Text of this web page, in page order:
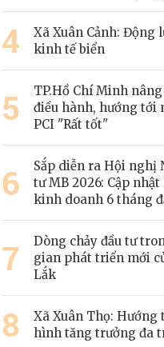
4
Xã Xuân Cảnh: Động
kinh tế biển
5
TP.Hồ Chí Minh
điều hành, hướng tới
PCI "Rất tốt"
6
Sắp diễn ra Hội nghị
tư MB 2026: Cập
kinh doanh 6 tháng
7
Dòng chảy đầu tư
gian phát triển mới
Lắk
8
Xã Xuân Thọ: Hướng
hình tăng trưởng đa